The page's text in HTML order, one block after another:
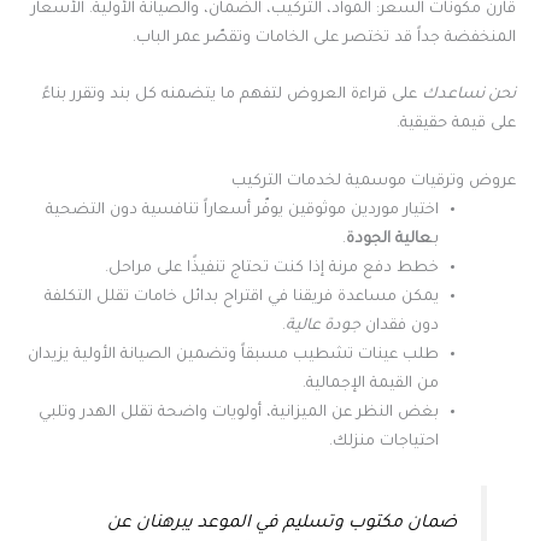
قارن مكونات السعر: المواد، التركيب، الضمان، والصيانة الأولية. الأسعار
المنخفضة جداً قد تختصر على الخامات وتقصّر عمر الباب.
نحن نساعدك على قراءة العروض لتفهم ما يتضمنه كل بند وتقرر بناءً
على قيمة حقيقية.
عروض وترقيات موسمية لخدمات التركيب
اختيار موردين موثوقين يوفّر أسعاراً تنافسية دون التضحية
بـعالية الجودة.
خطط دفع مرنة إذا كنت تحتاج تنفيذًا على مراحل.
يمكن مساعدة فريقنا في اقتراح بدائل خامات تقلل التكلفة
دون فقدان جودة عالية.
طلب عينات تشطيب مسبقاً وتضمين الصيانة الأولية يزيدان
من القيمة الإجمالية.
بغض النظر عن الميزانية، أولويات واضحة تقلل الهدر وتلبي
احتياجات منزلك.
ضمان مكتوب وتسليم في الموعد يبرهنان عن